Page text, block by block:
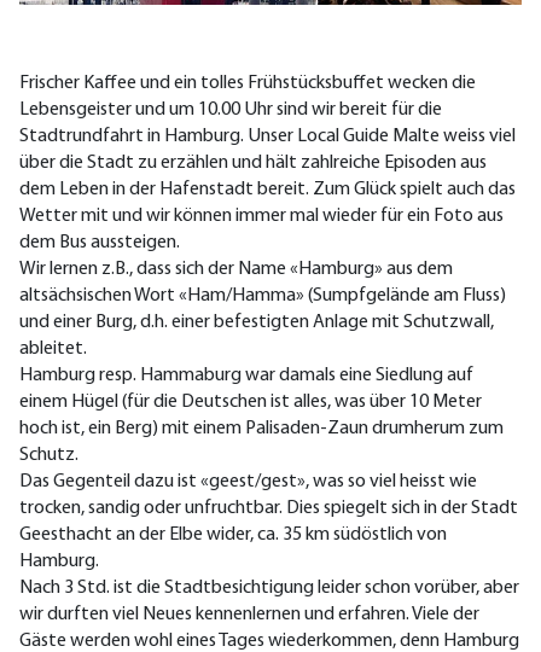
Frischer Kaffee und ein tolles Frühstücksbuffet wecken die
Lebensgeister und um 10.00 Uhr sind wir bereit für die
Stadtrundfahrt in Hamburg. Unser Local Guide Malte weiss viel
über die Stadt zu erzählen und hält zahlreiche Episoden aus
dem Leben in der Hafenstadt bereit. Zum Glück spielt auch das
Wetter mit und wir können immer mal wieder für ein Foto aus
dem Bus aussteigen.
Wir lernen z.B., dass sich der Name «Hamburg» aus dem
altsächsischen Wort «Ham/Hamma» (Sumpfgelände am Fluss)
und einer Burg, d.h. einer befestigten Anlage mit Schutzwall,
ableitet.
Hamburg resp. Hammaburg war damals eine Siedlung auf
einem Hügel (für die Deutschen ist alles, was über 10 Meter
hoch ist, ein Berg) mit einem Palisaden-Zaun drumherum zum
Schutz.
Das Gegenteil dazu ist «geest/gest», was so viel heisst wie
trocken, sandig oder unfruchtbar. Dies spiegelt sich in der Stadt
Geesthacht an der Elbe wider, ca. 35 km südöstlich von
Hamburg.
Nach 3 Std. ist die Stadtbesichtigung leider schon vorüber, aber
wir durften viel Neues kennenlernen und erfahren. Viele der
Gäste werden wohl eines Tages wiederkommen, denn Hamburg